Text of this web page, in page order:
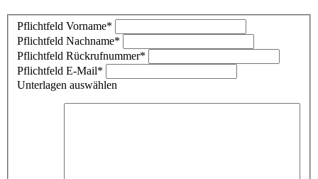
Pflichtfeld Vorname*
Pflichtfeld Nachname*
Pflichtfeld Rückrufnummer*
Pflichtfeld E-Mail*
Unterlagen auswählen